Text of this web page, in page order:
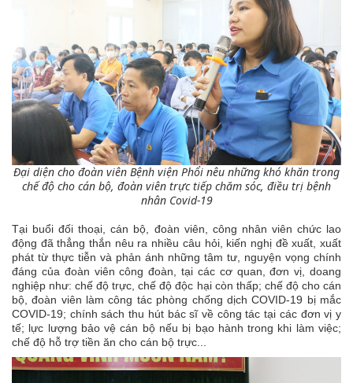
Đại diện cho đoàn viên Bệnh viện Phổi nêu những khó khăn trong
chế độ cho cán bộ, đoàn viên trực tiếp chăm sóc, điều trị bệnh
nhân Covid-19
Tại buổi đối thoại, cán bộ, đoàn viên, công nhân viên chức lao
động đã thẳng thắn nêu ra nhiều câu hỏi, kiến nghị đề xuất, xuất
phát từ thực tiễn và phản ánh những tâm tư, nguyện vọng chính
đáng của đoàn viên công đoàn, tại các cơ quan, đơn vị, doang
nghiệp như: chế độ trực, chế độ độc hại còn thấp; chế độ cho cán
bộ, đoàn viên làm công tác phòng chống dịch COVID-19 bị mắc
COVID-19; chính sách thu hút bác sĩ về công tác tại các đơn vị y
tế; lực lượng bảo vệ cán bộ nếu bị bạo hành trong khi làm việc;
chế độ hỗ trợ tiền ăn cho cán bộ trực...